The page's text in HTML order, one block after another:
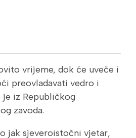
vrijeme, dok će uveče i
preovladavati vedro i
je iz Republičkog
zavoda.
jak sjeveroistočni vjetar,